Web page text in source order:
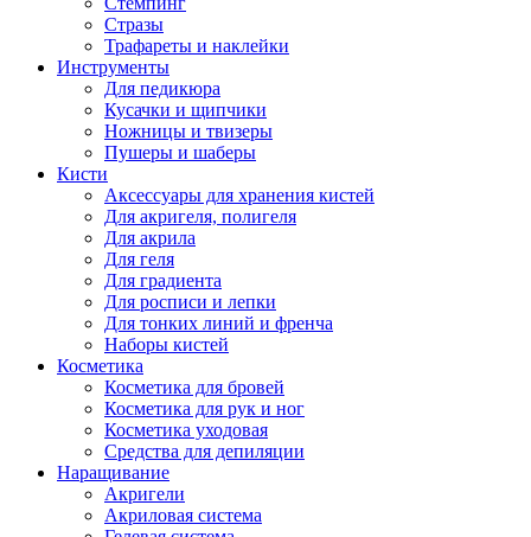
Стразы
Трафареты и наклейки
Инструменты
Для педикюра
Кусачки и щипчики
Ножницы и твизеры
Пушеры и шаберы
Кисти
Аксессуары для хранения кистей
Для акригеля, полигеля
Для акрила
Для геля
Для градиента
Для росписи и лепки
Для тонких линий и френча
Наборы кистей
Косметика
Косметика для бровей
Косметика для рук и ног
Косметика уходовая
Средства для депиляции
Наращивание
Акригели
Акриловая система